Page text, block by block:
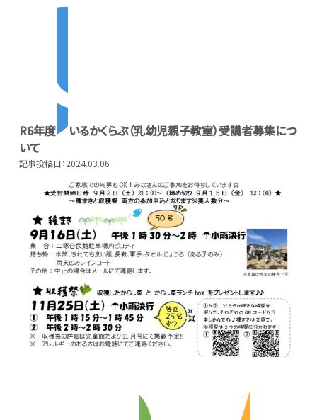
教室紹介
夢ステーション
R6年度
いるかくらぶ（乳幼児親子教室）受講者募集につ
いて
記事投稿日：2024.03.06